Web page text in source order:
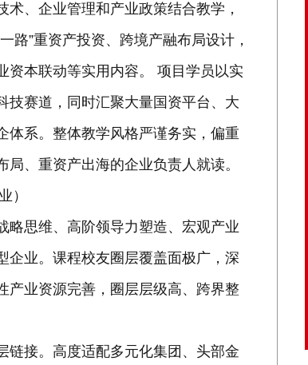
、企业管理和产业政策结合教学，
路”重资产投资、跨境产融布局设计，
资本联动等实用内容。 项目学员以实
技赛道，同时汇聚大量国资平台、大
体系。整体教学风格严谨务实，偏重
、重资产出海的企业负责人就读。
）
略思维、高阶领导力塑造、宏观产业
企业。课程校友圈层覆盖面极广，深
产业资源完善，圈层层级高、跨界整
链接。高度适配多元化集团、头部金